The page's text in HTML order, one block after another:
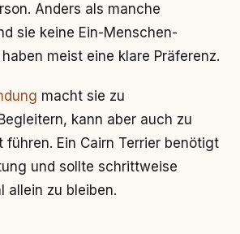
Anders als manche
sie keine Ein-Menschen-
meist eine klare Präferenz.
macht sie zu
kann aber auch zu
führen. Ein Cairn Terrier benötigt
und sollte schrittweise
allein zu bleiben.